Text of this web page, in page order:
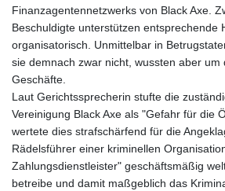
Finanzagentennetzwerks von Black Axe.
Beschuldigte unterstützen entsprechende
organisatorisch. Unmittelbar in
sie demnach zwar nicht, wussten aber
Geschäfte.
Laut Gerichtssprecherin stufte die
Vereinigung Black Axe als "Gefahr für die
wertete dies strafschärfend für die
Rädelsführer einer kriminellen
Zahlungsdienstleister" geschäftsmäßig
betreibe und damit maßgeblich das